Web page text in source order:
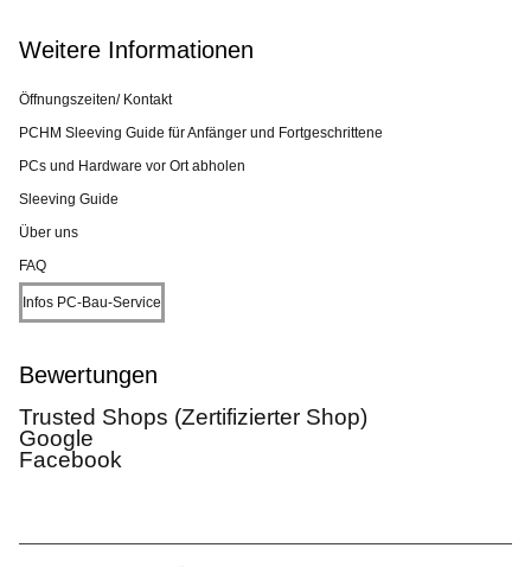
Weitere Informationen
Öffnungszeiten/ Kontakt
PCHM Sleeving Guide für Anfänger und Fortgeschrittene
PCs und Hardware vor Ort abholen
Sleeving Guide
Über uns
FAQ
Infos PC-Bau-Service
Bewertungen
Trusted Shops (Zertifizierter Shop)
Google
Facebook